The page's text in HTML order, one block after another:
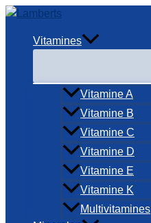
Ga
Vitamines
Vitamine A
Vitamine B
Vitamine C
Vitamine D
Vitamine E
Vitamine K
Multivitamines